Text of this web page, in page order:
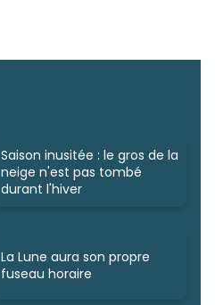
Saison inusitée : le gros de la
neige n'est pas tombé
durant l'hiver
La Lune aura son propre
fuseau horaire